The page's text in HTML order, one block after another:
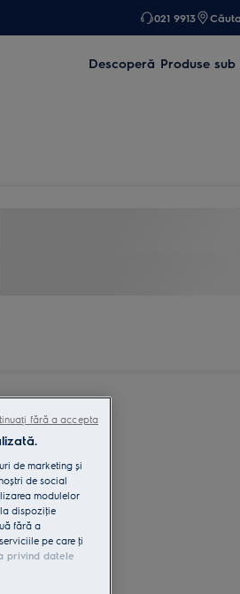
021 9913
Descoperă Produse sub
de marketing și
de social
modulelor
dispoziţie
fără a
pe care ţi
privind datele
fără a accepta